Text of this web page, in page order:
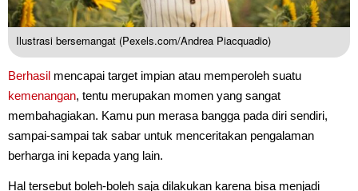
Ilustrasi bersemangat (Pexels.com/Andrea Piacquadio)
Berhasil mencapai target impian atau memperoleh suatu
kemenangan, tentu merupakan momen yang sangat
membahagiakan. Kamu pun merasa bangga pada diri sendiri,
sampai-sampai tak sabar untuk menceritakan pengalaman
berharga ini kepada yang lain.
Hal tersebut boleh-boleh saja dilakukan karena bisa menjadi